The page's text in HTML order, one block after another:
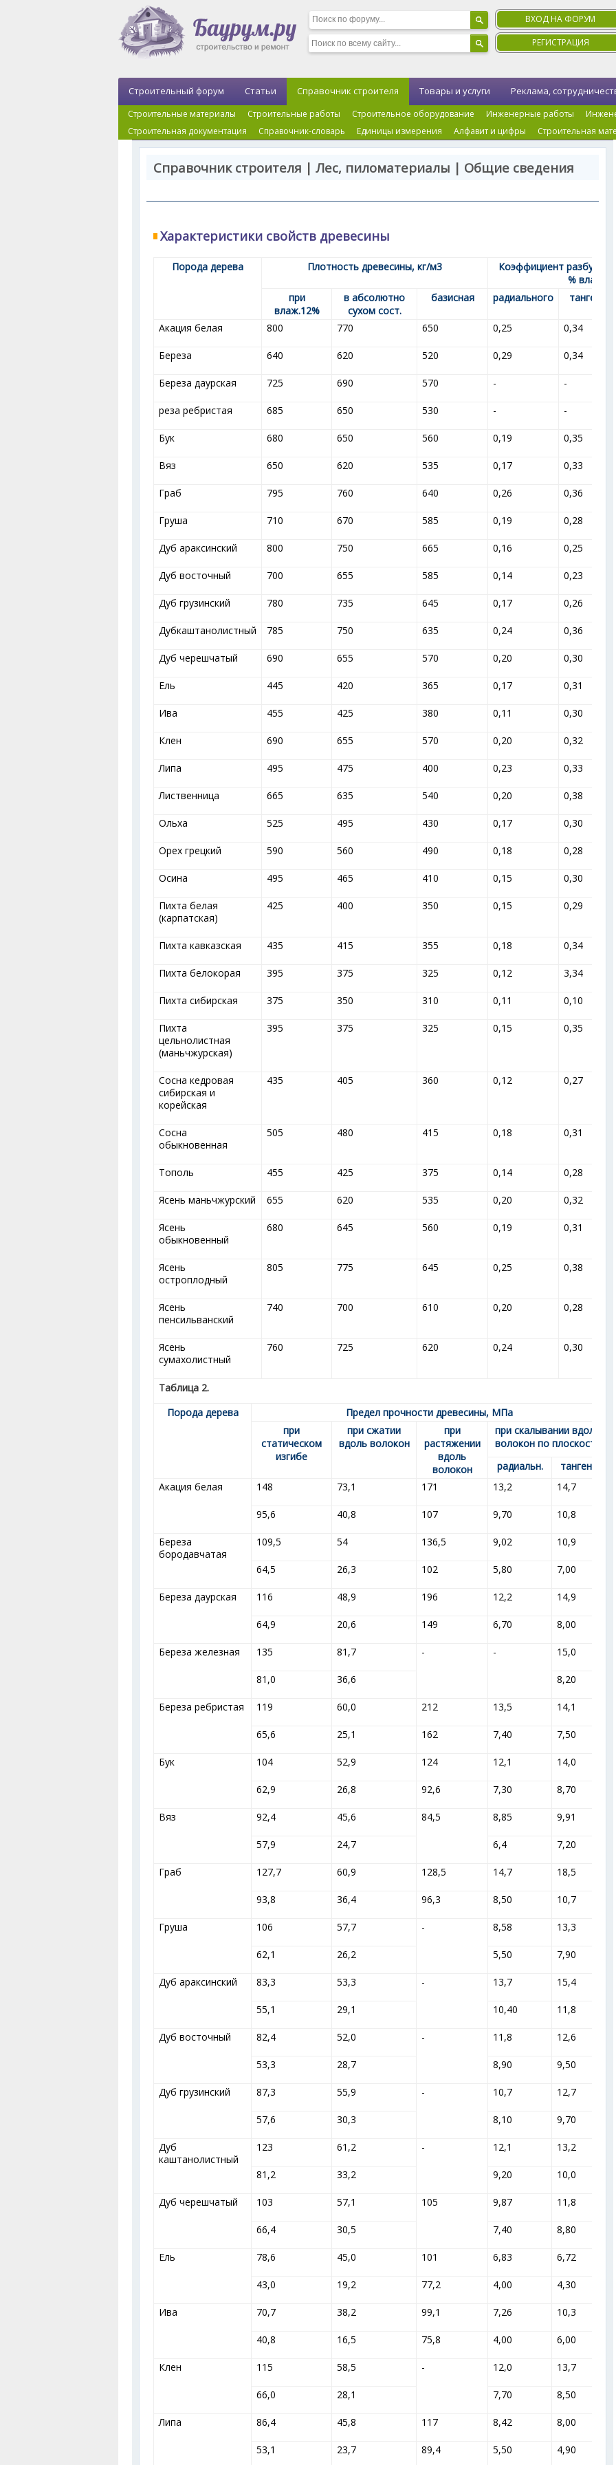
ВХОД НА ФОРУМ
РЕГИСТРАЦИЯ
Строительный форум Статьи Справочник строителя
Строительные материалы Строительные работы Строительное оборудование Инженерные работы
Строительная документация
Справочник-словарь Единицы измерения Алфавит и цифры Строительная
Товары и услуги Реклама,
Справочник строителя | Лес, пиломатериалы | Общие сведения
Характеристики свойств древесины
Порода дерева Плотность древесины, кг/м3
Коэффициент
%
при
влаж.12%
в абсолютно
сухом сост.
базисная радиального
Акация белая 800 770 650 0,25 0,34
Береза 640 620 520 0,29 0,34
Береза даурская 725 690 570 - -
реза ребристая 685 650 530 - -
Бук 680 650 560 0,19 0,35
Вяз 650 620 535 0,17 0,33
Граб 795 760 640 0,26 0,36
Груша 710 670 585 0,19 0,28
Дуб араксинский 800 750 665 0,16 0,25
Дуб восточный 700 655 585 0,14 0,23
Дуб грузинский 780 735 645 0,17 0,26
Дубкаштанолистный 785 750 635 0,24 0,36
Дуб черешчатый 690 655 570 0,20 0,30
Ель 445 420 365 0,17 0,31
Ива 455 425 380 0,11 0,30
Клен 690 655 570 0,20 0,32
Липа 495 475 400 0,23 0,33
Лиственница 665 635 540 0,20 0,38
Ольха 525 495 430 0,17 0,30
Орех грецкий 590 560 490 0,18 0,28
Осина 495 465 410 0,15 0,30
Пихта белая
(карпатская)
425 400 350 0,15 0,29
Пихта кавказская 435 415 355 0,18 0,34
Пихта белокорая 395 375 325 0,12 3,34
Пихта сибирская 375 350 310 0,11 0,10
Пихта
цельнолистная
(маньчжурская)
395 375 325 0,15 0,35
Сосна кедровая
сибирская и
корейская
435 405 360 0,12 0,27
Сосна
обыкновенная
505 480 415 0,18 0,31
Тополь 455 425 375 0,14 0,28
Ясень маньчжурский 655 620 535 0,20 0,32
Ясень
обыкновенный
680 645 560 0,19 0,31
Ясень
остроплодный
805 775 645 0,25 0,38
Ясень
пенсильванский
740 700 610 0,20 0,28
Ясень
сумахолистный
760 725 620 0,24 0,30
Таблица 2.
Порода дерева
Предел прочности древесины, МПа
при
статическом
изгибе
при сжатии
вдоль волокон
при
растяжении
вдоль
волокон
при скалывании вдоль
волокон по плоскости
радиальн.
тангенц.
Акация белая
148 73,1 171 13,2 14,7
95,6 40,8 107 9,70 10,8
Береза
бородавчатая
109,5 54 136,5 9,02 10,9
64,5 26,3 102 5,80 7,00
Береза даурская 116 48,9 196 12,2 14,9
64,9 20,6 149 6,70 8,00
Береза железная 135 81,7 - - 15,0
81,0 36,6 8,20
Береза ребристая 119 60,0 212 13,5 14,1
65,6 25,1 162 7,40 7,50
Бук 104 52,9 124 12,1 14,0
62,9 26,8 92,6 7,30 8,70
Вяз 92,4 45,6 84,5 8,85 9,91
57,9 24,7 6,4 7,20
Граб 127,7 60,9 128,5 14,7 18,5
93,8 36,4 96,3 8,50 10,7
Груша 106 57,7 - 8,58 13,3
62,1 26,2 5,50 7,90
Дуб араксинский 83,3 53,3 - 13,7 15,4
55,1 29,1 10,40 11,8
Дуб восточный 82,4 52,0 - 11,8 12,6
53,3 28,7 8,90 9,50
Дуб грузинский 87,3 55,9 - 10,7 12,7
57,6 30,3 8,10 9,70
Дуб
каштанолистный
123 61,2 - 12,1 13,2
81,2 33,2 9,20 10,0
Дуб черешчатый 103 57,1 105 9,87 11,8
66,4 30,5 7,40 8,80
Ель 78,6 45,0 101 6,83 6,72
43,0 19,2 77,2 4,00 4,30
Ива 70,7 38,2 99,1 7,26 10,3
40,8 16,5 75,8 4,00 6,00
Клен 115 58,5 - 12,0 13,7
66,0 28,1 7,70 8,50
Липа 86,4 45,8 117 8,42 8,00
53,1 23,7 89,4 5,50 4,90